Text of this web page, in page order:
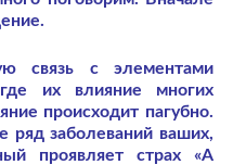
связь с элементами
где их влияние многих
происходит пагубно.
ряд заболеваний ваших,
проявляет страх «А